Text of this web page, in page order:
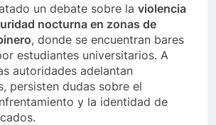
un debate sobre la violencia
nocturna en zonas de
, donde se encuentran bares
estudiantes universitarios. A
autoridades adelantan
persisten dudas sobre el
y la identidad de